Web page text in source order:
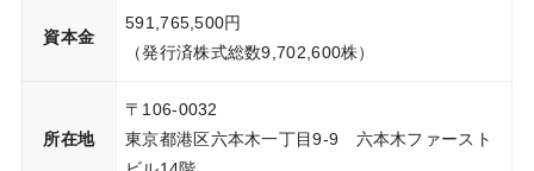
資本金
591,765,500円
（発行済株式総数9,702,600株）
所在地
〒106-0032
東京都港区六本木一丁目9-9 六本木ファースト